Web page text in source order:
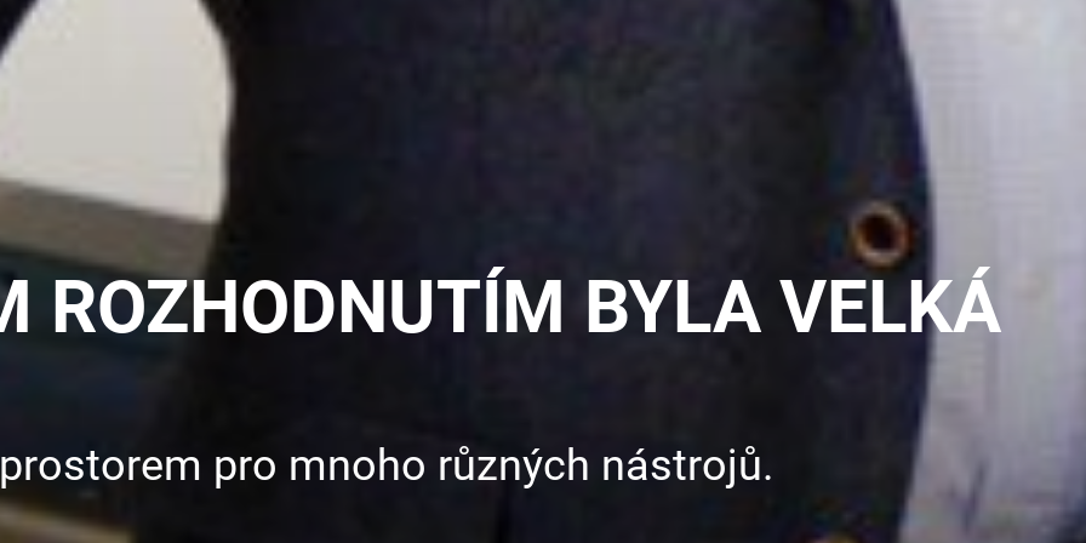
ROZHODNUTÍM BYLA VELKÁ
pro mnoho různých nástrojů.